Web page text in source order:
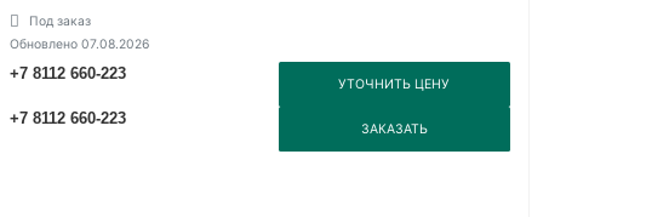
Под заказ
Обновлено 07.08.2026
+7 8112 660-223
УТОЧНИТЬ ЦЕНУ
+7 8112 660-223
ЗАКАЗАТЬ